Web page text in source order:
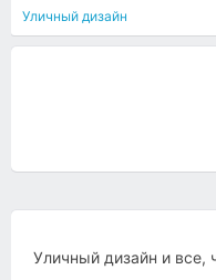
Уличный дизайн
Уличный дизайн и все,